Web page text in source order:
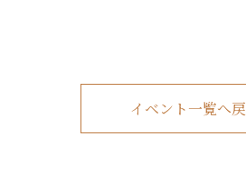
イベント一覧へ